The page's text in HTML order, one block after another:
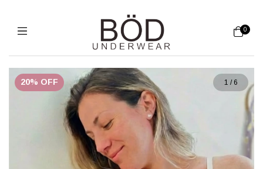
0
20% OFF 1 / 6